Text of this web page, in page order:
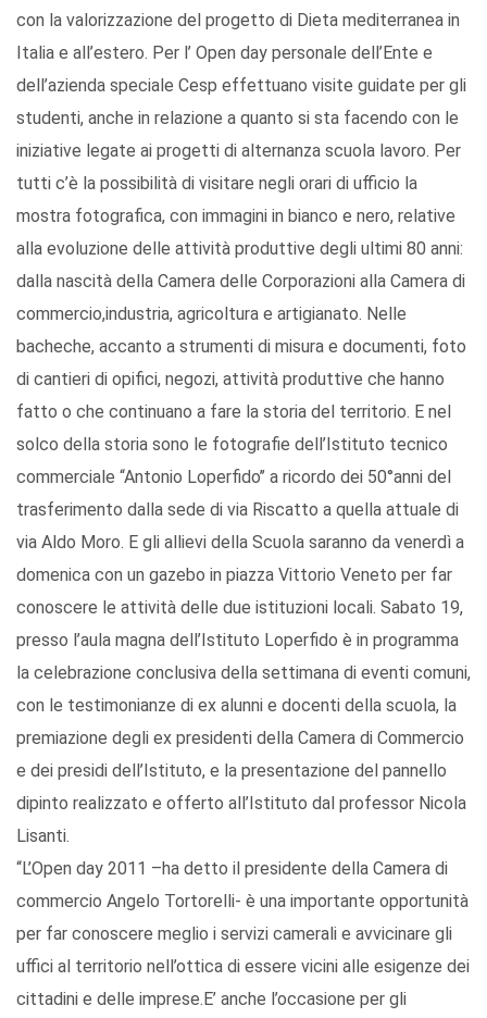
con la valorizzazione del progetto di Dieta mediterranea in
Italia e all’estero. Per l’ Open day personale dell’Ente e
dell’azienda speciale Cesp effettuano visite guidate per gli
studenti, anche in relazione a quanto si sta facendo con le
iniziative legate ai progetti di alternanza scuola lavoro. Per
tutti c’è la possibilità di visitare negli orari di ufficio la
mostra fotografica, con immagini in bianco e nero, relative
alla evoluzione delle attività produttive degli ultimi 80 anni:
dalla nascità della Camera delle Corporazioni alla Camera di
commercio,industria, agricoltura e artigianato. Nelle
bacheche, accanto a strumenti di misura e documenti, foto
di cantieri di opifici, negozi, attività produttive che hanno
fatto o che continuano a fare la storia del territorio. E nel
solco della storia sono le fotografie dell’Istituto tecnico
commerciale “Antonio Loperfido’’ a ricordo dei 50°anni del
trasferimento dalla sede di via Riscatto a quella attuale di
via Aldo Moro. E gli allievi della Scuola saranno da venerdì a
domenica con un gazebo in piazza Vittorio Veneto per far
conoscere le attività delle due istituzioni locali. Sabato 19,
presso l’aula magna dell’Istituto Loperfido è in programma
la celebrazione conclusiva della settimana di eventi comuni,
con le testimonianze di ex alunni e docenti della scuola, la
premiazione degli ex presidenti della Camera di Commercio
e dei presidi dell’Istituto, e la presentazione del pannello
dipinto realizzato e offerto all’Istituto dal professor Nicola
Lisanti.
“L’Open day 2011 –ha detto il presidente della Camera di
commercio Angelo Tortorelli- è una importante opportunità
per far conoscere meglio i servizi camerali e avvicinare gli
uffici al territorio nell’ottica di essere vicini alle esigenze dei
cittadini e delle imprese.E’ anche l’occasione per gli